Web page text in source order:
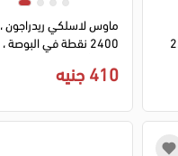
، 2.4
ماوس لاسلكي ريدراجون ،
2638
410 جنيه